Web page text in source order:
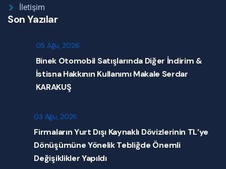
İletişim
Son Yazılar
05 Ağu, 2026
Binek Otomobil Satışlarında Diğer İndirim &
İstisna Hakkının Kullanımı Makale Serdar
KARAKUŞ
03 Ağu, 2026
Firmaların Yurt Dışı Kaynaklı Dövizlerinin TL’ye
Dönüşümüne Yönelik Tebliğde Önemli
Değişiklikler Yapıldı